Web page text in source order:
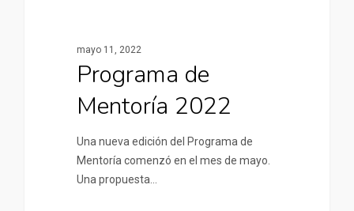
mayo 11, 2022
Programa de
Mentoría 2022
Una nueva edición del Programa de
Mentoría comenzó en el mes de mayo.
Una propuesta…